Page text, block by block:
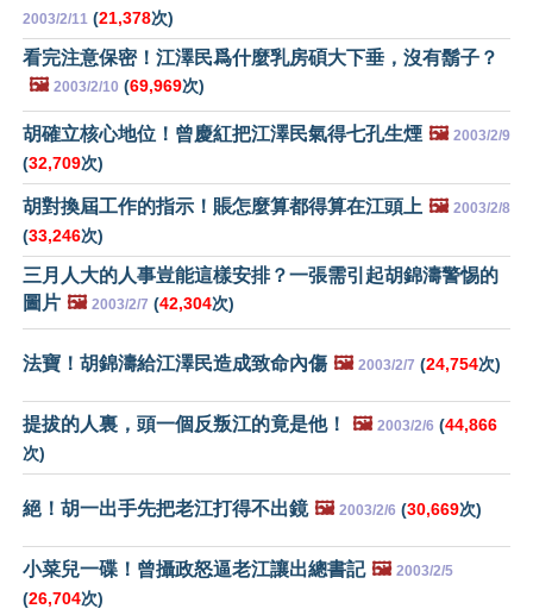
2003/2/11 (21,378次)
看完注意保密！江澤民爲什麼乳房碩大下垂，沒有鬍子？
🖼️ 2003/2/10 (69,969次)
胡確立核心地位！曾慶紅把江澤民氣得七孔生煙 🖼️ 2003/2/9
(32,709次)
胡對換屆工作的指示！賬怎麼算都得算在江頭上 🖼️ 2003/2/8
(33,246次)
三月人大的人事豈能這樣安排？一張需引起胡錦濤警惕的
圖片 🖼️ 2003/2/7 (42,304次)
法寶！胡錦濤給江澤民造成致命內傷 🖼️ 2003/2/7 (24,754次)
提拔的人裏，頭一個反叛江的竟是他！ 🖼️ 2003/2/6 (44,866
次)
絕！胡一出手先把老江打得不出鏡 🖼️ 2003/2/6 (30,669次)
小菜兒一碟！曾攝政怒逼老江讓出總書記 🖼️ 2003/2/5
(26,704次)